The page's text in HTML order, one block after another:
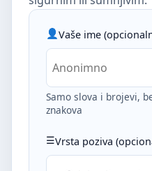
Vaše ime
Samo slova i brojevi,
znakova
Vrsta poziva